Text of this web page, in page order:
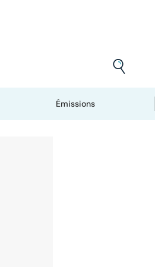
Émissions